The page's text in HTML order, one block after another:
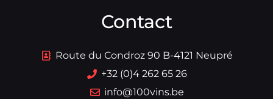
Contact
Route du Condroz 90 B-4121 Neupré
+32 (0)4 262 65 26
info@100vins.be